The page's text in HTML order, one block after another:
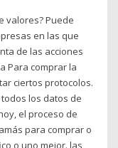
valores? Puede
en las que
de las acciones
Para comprar la
ciertos protocolos.
los datos de
el proceso de
para comprar o